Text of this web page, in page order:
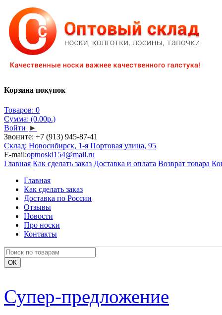
Корзина покупок
Товаров: 0
Сумма: (0.00р.)
Войти ►
Звоните: +7 (913) 945-87-41
Склад: Новосибирск, 1-я Портовая улица, 95
E-mail:optnoski154@mail.ru
Главная Как сделать заказ Доставка и оплата Возврат товара
Главная
Как сделать заказ
Доставка по России
Отзывы
Новости
Про носки
Контакты
Супер-предложение